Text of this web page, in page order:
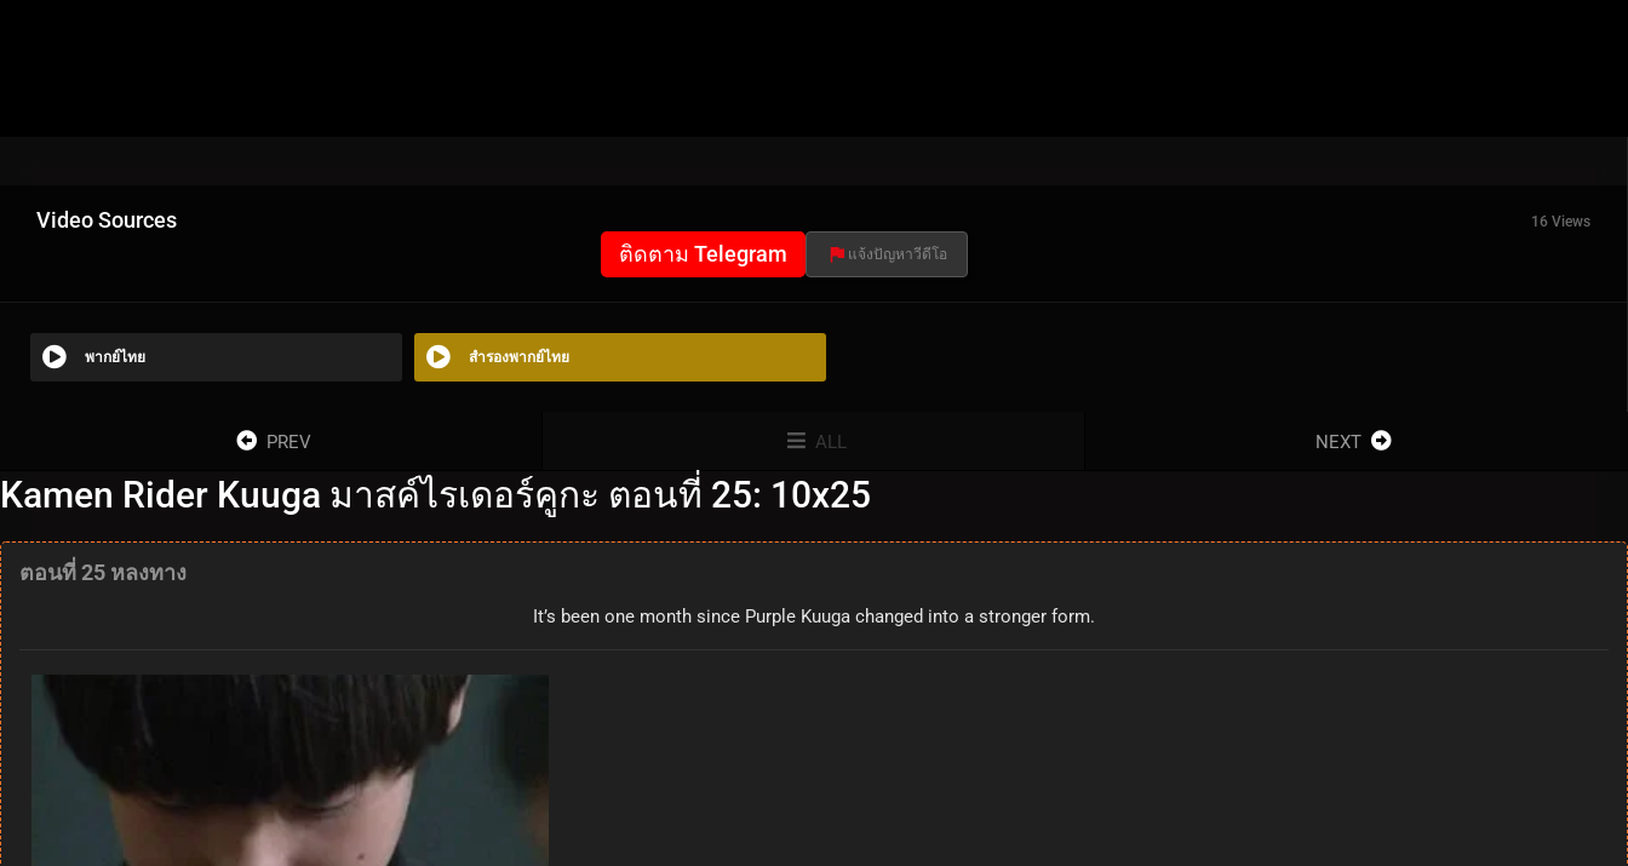
Video Sources 16 Views
ติดตาม Telegram แจ้งปัญหาวีดีโอ
พากย์ไทย สำรองพากย์ไทย
PREV ALL NEXT
Kamen Rider Kuuga มาสค์ไรเดอร์คูกะ ตอนที่ 25: 10x25
ตอนที่ 25 หลงทาง
It’s been one month since Purple Kuuga changed into a stronger form.